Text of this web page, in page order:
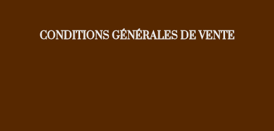
CONDITIONS GÉNÉRALES DE VENTE